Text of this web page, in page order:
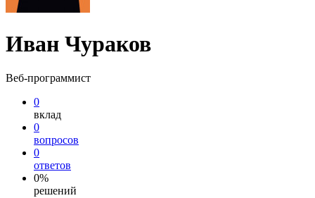
Иван Чураков
Веб-программист
0
вклад
0
вопросов
0
ответов
0%
решений